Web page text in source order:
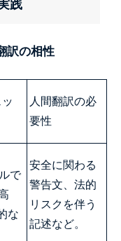
践
訳の相性
人間翻訳の必
要性
で
な
安全に関わる
警告文、法的
リスクを伴う
記述など。